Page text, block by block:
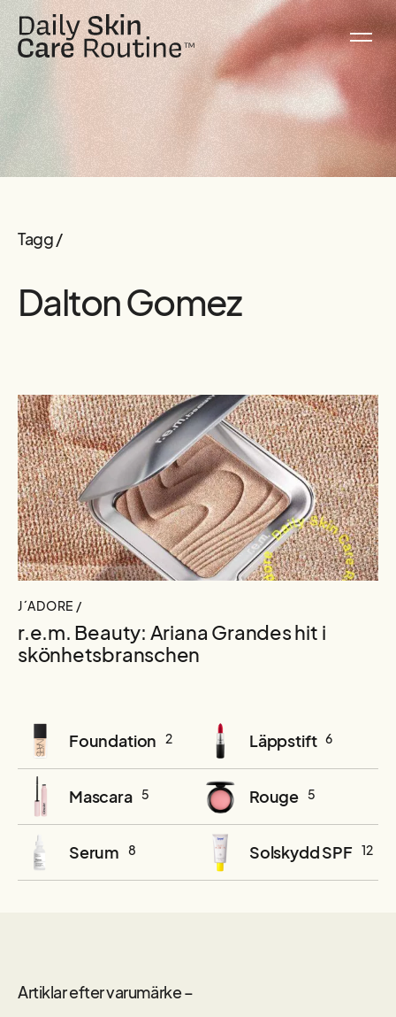
Tagg /
Dalton Gomez
J´ADORE /
r.e.m. Beauty: Ariana Grandes hit i
skönhetsbranschen
Foundation 2 Läppstift 6
Mascara 5 Rouge 5
Serum 8 Solskydd SPF 12
Artiklar efter varumärke –